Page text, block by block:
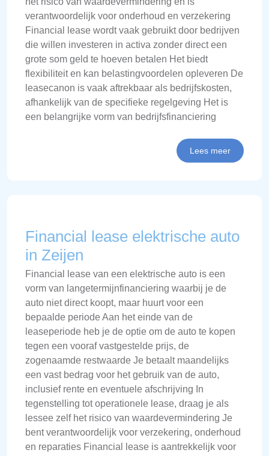
verantwoordelijk voor onderhoud en verzekering
Financial lease wordt vaak gebruikt door bedrijven
die willen investeren in activa zonder direct een
grote som geld te hoeven betalen Het biedt
flexibiliteit en kan belastingvoordelen opleveren De
leasecanon is vaak aftrekbaar als bedrijfskosten,
afhankelijk van de specifieke regelgeving Het is
een belangrijke vorm van bedrijfsfinanciering
Lees meer
Financial lease elektrische auto
in Zeijen
Financial lease van een elektrische auto is een
vorm van langetermijnfinanciering waarbij je de
auto niet direct koopt, maar huurt voor een
bepaalde periode Aan het einde van de
leaseperiode heb je de optie om de auto te kopen
tegen een vooraf vastgestelde prijs, de
zogenaamde restwaarde Je betaalt maandelijks
een vast bedrag voor het gebruik van de auto,
inclusief rente en eventuele afschrijving In
tegenstelling tot operationele lease, draag je als
lessee zelf het risico van waardevermindering Je
bent verantwoordelijk voor verzekering, onderhoud
en reparaties Financial lease is aantrekkelijk voor